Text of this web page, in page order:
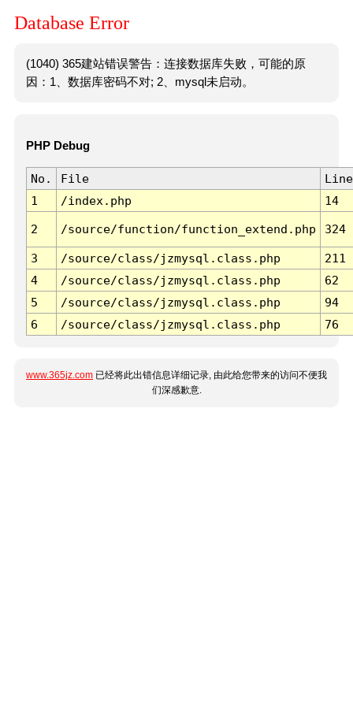
Database Error
(1040) 365建站错误警告：连接数据库失败，可能的原
因：1、数据库密码不对; 2、mysql未启动。
PHP Debug
No. File
Line
1
/index.php 14
2 /source/function/function_extend.php 324
3 /source/class/jzmysql.class.php
211
4
/source/class/jzmysql.class.php
62
5
/source/class/jzmysql.class.php
94
6
/source/class/jzmysql.class.php 76
www.365jz.com 已经将此出错信息详细记录, 由此给您带来的访问不便我
们深感歉意.